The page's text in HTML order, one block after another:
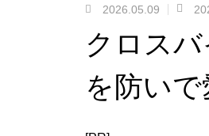
2026.05.09
クロス
を防い